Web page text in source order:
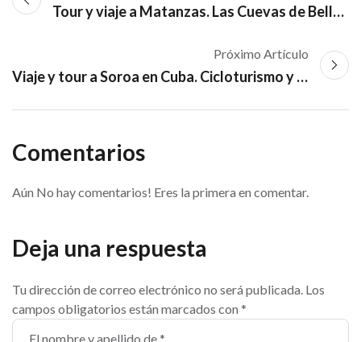
Tour y viaje a Matanzas. Las Cuevas de Bellamar, el Mirador de Bacunayagua
Próximo Artículo
Viaje y tour a Soroa en Cuba. Cicloturismo y montañismo. Salto de Soroa
Comentarios
Aún No hay comentarios! Eres la primera en comentar.
Deja una respuesta
Tu dirección de correo electrónico no será publicada. Los
campos obligatorios están marcados con *